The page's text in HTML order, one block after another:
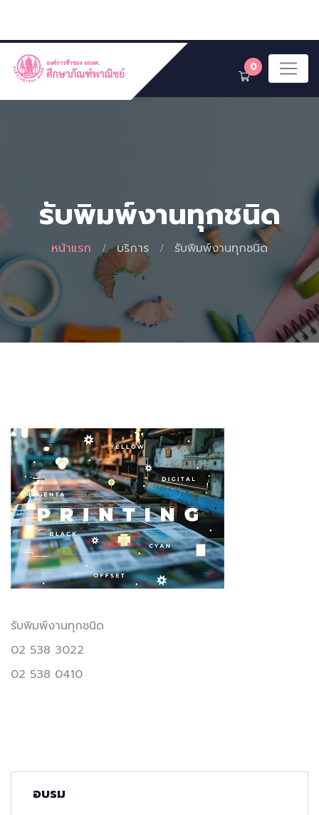
0
รับพิมพ์งานทุกชนิด
หน้าแรก บริการ รับพิมพ์งานทุกชนิด
รับพิมพ์งานทุกชนิด
02 538 3022
02 538 0410
อบรม